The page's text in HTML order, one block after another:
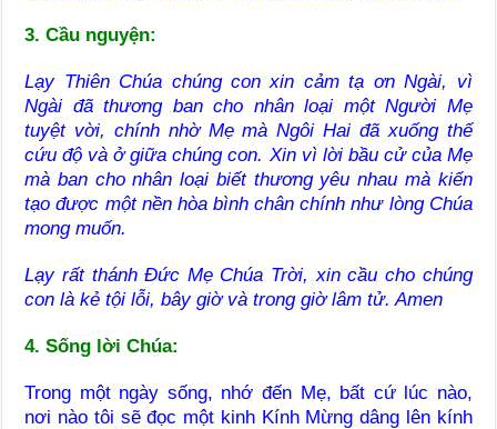
3. Cầu nguyện:
Lạy Thiên Chúa chúng con xin cảm tạ ơn Ngài, vì
Ngài đã thương ban cho nhân loại một Người Mẹ
tuyệt vời, chính nhờ Mẹ mà Ngôi Hai đã xuống thế
cứu độ và ở giữa chúng con. Xin vì lời bầu cử của Mẹ
mà ban cho nhân loại biết thương yêu nhau mà kiến
tạo được một nền hòa bình chân chính như lòng Chúa
mong muốn.
Lạy rất thánh Đức Mẹ Chúa Trời, xin cầu cho chúng
con là kẻ tội lỗi, bây giờ và trong giờ lâm tử. Amen
4. Sống lời Chúa:
Trong một ngày sống, nhớ đến Mẹ, bất cứ lúc nào,
nơi nào tôi sẽ đọc một kinh Kính Mừng dâng lên kính